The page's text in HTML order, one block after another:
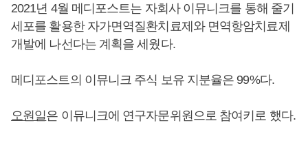
2021년 4월 메디포스트는 자회사 이뮤니크를 통해 줄기
세포를 활용한 자가면역질환치료제와 면역항암치료제
개발에 나선다는 계획을 세웠다.
메디포스트의 이뮤니크 주식 보유 지분율은 99%다.
오원일은 이뮤니크에 연구자문위원으로 참여키로 했다.